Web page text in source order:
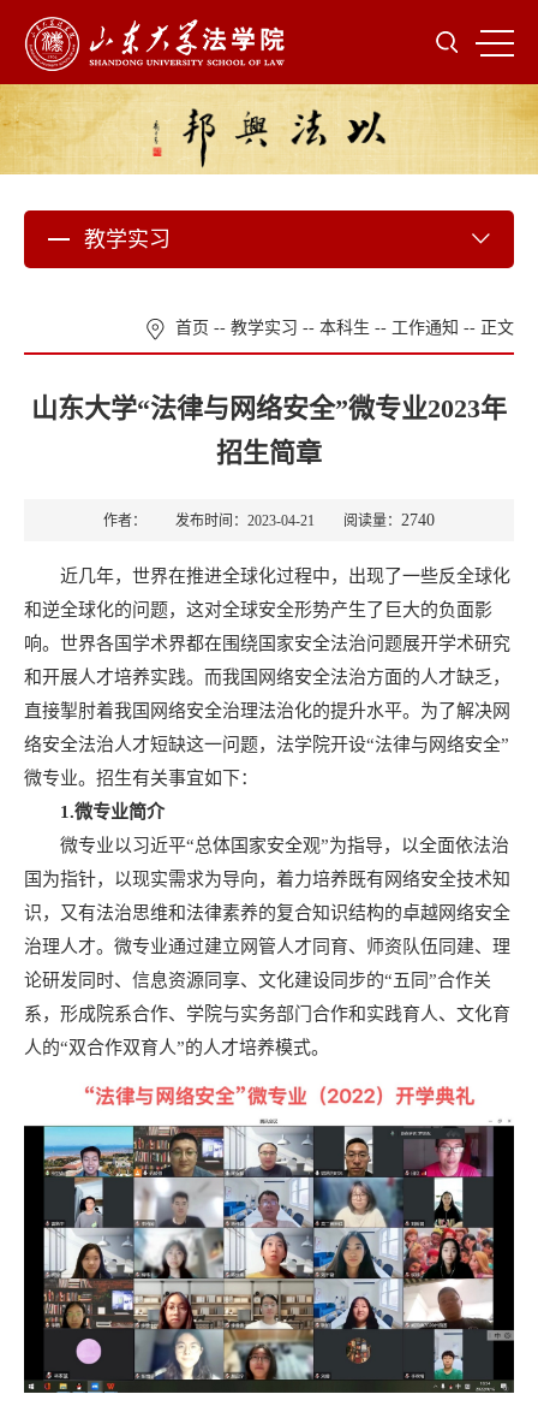
教学实习
首页 -- 教学实习 -- 本科生 -- 工作通知 -- 正文
山东大学“法律与网络安全”微专业2023年
招生简章
作者： 发布时间：2023-04-21 阅读量： 2740
近几年，世界在推进全球化过程中，出现了一些反全球化
和逆全球化的问题，这对全球安全形势产生了巨大的负面影
响。世界各国学术界都在围绕国家安全法治问题展开学术研究
和开展人才培养实践。而我国网络安全法治方面的人才缺乏，
直接掣肘着我国网络安全治理法治化的提升水平。为了解决网
络安全法治人才短缺这一问题，法学院开设“法律与网络安全”
微专业。招生有关事宜如下：
1.微专业简介
微专业以习近平“总体国家安全观”为指导，以全面依法治
国为指针，以现实需求为导向，着力培养既有网络安全技术知
识，又有法治思维和法律素养的复合知识结构的卓越网络安全
治理人才。微专业通过建立网管人才同育、师资队伍同建、理
论研发同时、信息资源同享、文化建设同步的“五同”合作关
系，形成院系合作、学院与实务部门合作和实践育人、文化育
人的“双合作双育人”的人才培养模式。